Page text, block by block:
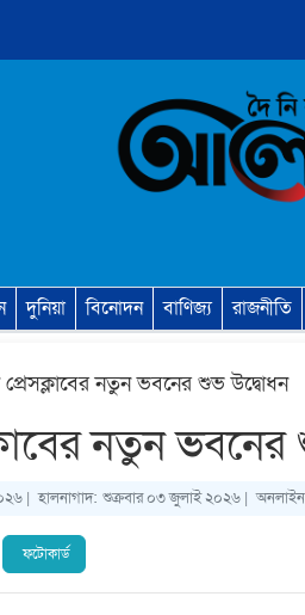
দুনিয়া বিনোদন বাণিজ্য রাজনীতি
প্রেসক্লাবের নতুন ভবনের শুভ উদ্বোধন
নতুন
| হালনাগাদ: শুক্রবার ০৩ জুলাই ২০২৬ |
ফটোকার্ড